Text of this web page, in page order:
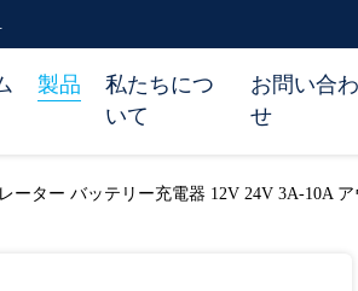
製品
私たちにつ
いて
お問い合わ
せ
ーター バッテリー充電器 12V 24V 3A-10A